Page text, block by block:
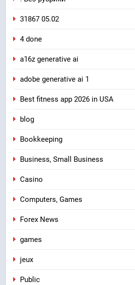
31867 05.02
4 done
a16z generative ai
adobe generative ai 1
Best fitness app 2026 in USA
blog
Bookkeeping
Business, Small Business
Casino
Computers, Games
Forex News
games
jeux
Public